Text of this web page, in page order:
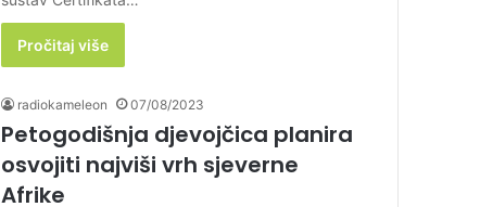
Pročitaj više
radiokameleon 07/08/2023
Petogodišnja djevojčica planira
osvojiti najviši vrh sjeverne
Afrike